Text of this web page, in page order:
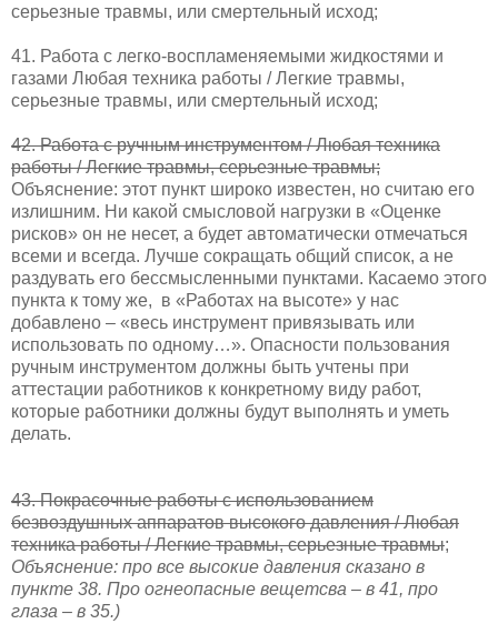
серьезные травмы, или смертельный исход;
41. Работа с легко-воспламеняемыми жидкостями и
газами Любая техника работы / Легкие травмы,
серьезные травмы, или смертельный исход;
42. Работа с ручным инструментом / Любая техника
работы / Легкие травмы, серьезные травмы;
Объяснение: этот пункт широко известен, но считаю его
излишним. Ни какой смысловой нагрузки в «Оценке
рисков» он не несет, а будет автоматически отмечаться
всеми и всегда. Лучше сокращать общий список, а не
раздувать его бессмысленными пунктами. Касаемо этого
пункта к тому же, в «Работах на высоте» у нас
добавлено – «весь инструмент привязывать или
использовать по одному…». Опасности пользования
ручным инструментом должны быть учтены при
аттестации работников к конкретному виду работ,
которые работники должны будут выполнять и уметь
делать.
43. Покрасочные работы с использованием
безвоздушных аппаратов высокого давления / Любая
техника работы / Легкие травмы, серьезные травмы;
Объяснение: про все высокие давления сказано в
пункте 38. Про огнеопасные вещетсва – в 41, про
глаза – в 35.)